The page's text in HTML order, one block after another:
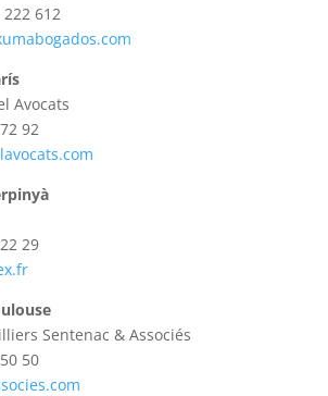
222 612
Avocats
92
29
Sentenac & Associés
50